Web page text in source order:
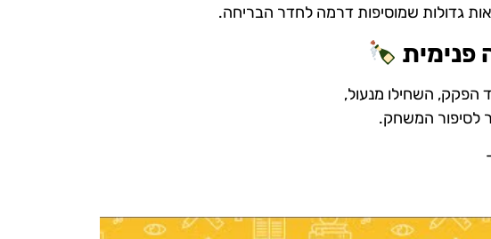
גדולות שמוסיפות דרמה לחדר הבריחה.
הפקק, השחילו מנעול,
לסיפור המשחק.